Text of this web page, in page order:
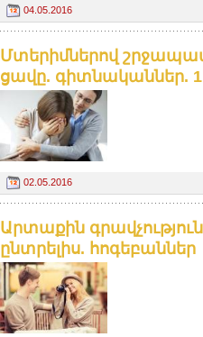
04.05.2016
Մտերիմներով
ցավը. գիտնականներ.
02.05.2016
Արտաքին
ընտրելիս. հոգեբաններ